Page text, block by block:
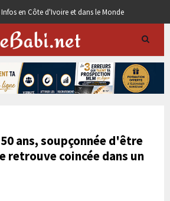
en Côte d'Ivoire et dans le Monde
ans, soupçonnée d'être
retrouve coincée dans un